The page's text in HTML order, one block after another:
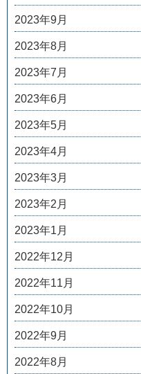
2023年9月
2023年8月
2023年7月
2023年6月
2023年5月
2023年4月
2023年3月
2023年2月
2023年1月
2022年12月
2022年11月
2022年10月
2022年9月
2022年8月